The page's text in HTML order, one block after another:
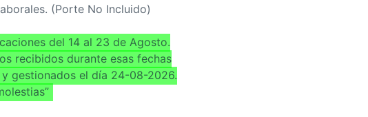
(Porte No Incluido)
del 14 al 23 de Agosto.
recibidos durante esas fechas
gestionados el día 24-08-2026.